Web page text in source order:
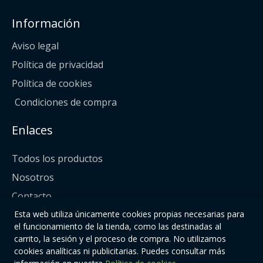
Información
Aviso legal
Política de privacidad
Política de cookies
Condiciones de compra
Enlaces
Todos los productos
Nosotros
Contacto
Síguenos
Esta web utiliza únicamente cookies propias necesarias para
el funcionamiento de la tienda, como las destinadas al
carrito, la sesión y el proceso de compra. No utilizamos
cookies analíticas ni publicitarias. Puedes consultar más